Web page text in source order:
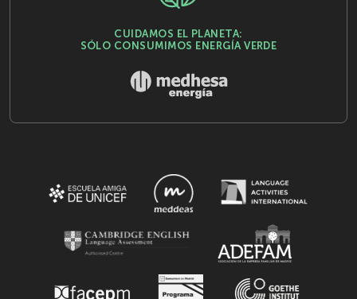
CUIDAMOS EL PLANETA:
SÓLO CONSUMIMOS ENERGÍA VERDE